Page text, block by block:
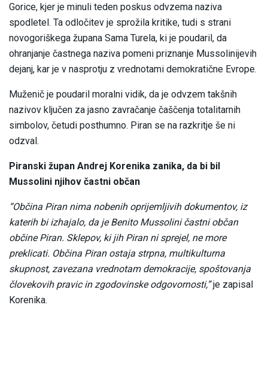
Gorice, kjer je minuli teden poskus odvzema naziva
spodletel. Ta odločitev je sprožila kritike, tudi s strani
novogoriškega župana Sama Turela, ki je poudaril, da
ohranjanje častnega naziva pomeni priznanje Mussolinijevih
dejanj, kar je v nasprotju z vrednotami demokratične Evrope.
Muženič je poudaril moralni vidik, da je odvzem takšnih
nazivov ključen za jasno zavračanje čaščenja totalitarnih
simbolov, četudi posthumno. Piran se na razkritje še ni
odzval.
Piranski župan Andrej Korenika zanika, da bi bil
Mussolini njihov častni občan
“Občina Piran nima nobenih oprijemljivih dokumentov, iz
katerih bi izhajalo, da je Benito Mussolini častni občan
občine Piran. Sklepov, ki jih Piran ni sprejel, ne more
preklicati. Občina Piran ostaja strpna, multikulturna
skupnost, zavezana vrednotam demokracije, spoštovanja
človekovih pravic in zgodovinske odgovornosti,”je zapisal
Korenika.